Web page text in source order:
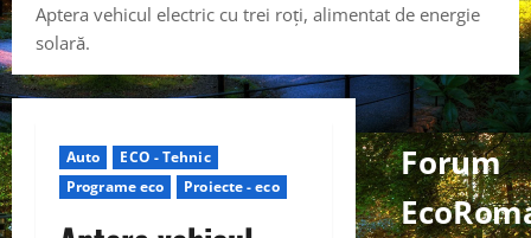
Aptera vehicul electric cu trei roți, alimentat de energie
solară.
Auto
ECO - Tehnic
Programe eco
Proiecte - eco
Forum